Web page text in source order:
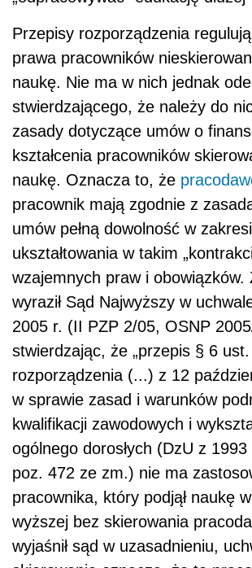
Przepisy rozporządzenia
prawa pracowników
naukę. Nie ma w nich jednak
stwierdzającego, że należy do
zasady dotyczące umów o
kształcenia pracowników
naukę. Oznacza to, że
pracownik mają zgodnie z
umów pełną dowolność w
ukształtowania w takim
wzajemnych praw i obowiązków.
wyraził Sąd Najwyższy w
2005 r. (II PZP 2/05, OSNP
stwierdzając, że „przepis § 6
rozporządzenia (...) z 12
w sprawie zasad i warunków
kwalifikacji zawodowych i
ogólnego dorosłych (DzU z
poz. 472 ze zm.) nie ma
pracownika, który podjął naukę
wyższej bez skierowania
wyjaśnił sąd w uzasadnieniu,